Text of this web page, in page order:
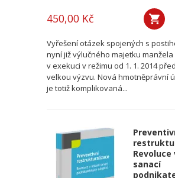
450,00 Kč
Vyřešení otázek spojených s
nyní již výlučného majetku
v exekuci v režimu od 1. 1. 2014
velkou výzvu. Nová hmotněprávní
je totiž komplikovaná...
sanací